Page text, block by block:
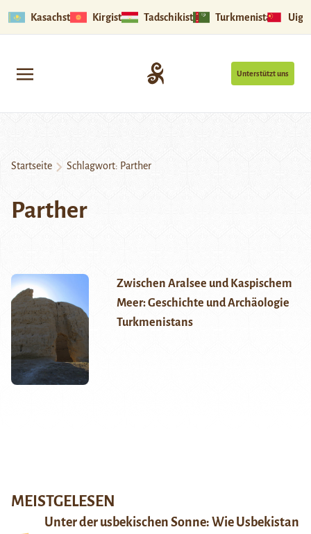
Kasachstan Kirgistan Tadschikistan Turkmenistan
Unterstützt uns
Startseite Schlagwort: Parther
Parther
Zwischen Aralsee und Kaspischem
Meer: Geschichte und Archäologie
Turkmenistans
MEISTGELESEN
Unter der usbekischen Sonne: Wie Usbekistan